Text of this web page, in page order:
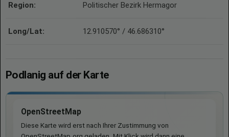
Region: Politischer Bezirk Hermagor
Long/Lat: 12.910570° / 46.686310°
Podlanig auf der Karte
OpenStreetMap
Diese Karte wird erst nach Ihrer Zustimmung von